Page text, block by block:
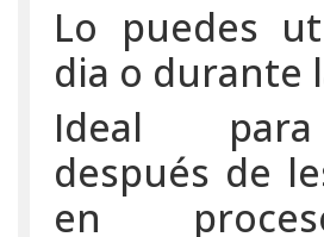
Lo puedes
dia o durante
Ideal
después de
en